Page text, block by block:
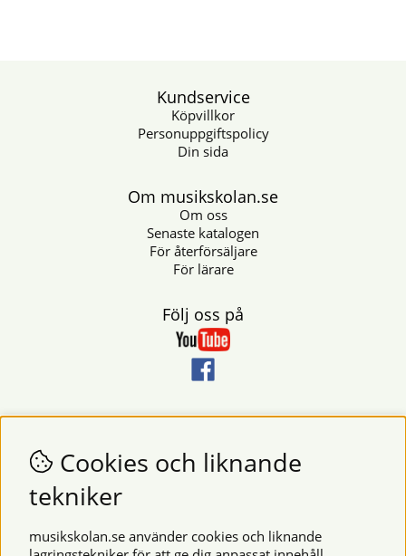
Kundservice
Köpvillkor
Personuppgiftspolicy
Din sida
Om musikskolan.se
Om oss
Senaste katalogen
För återförsäljare
För lärare
Följ oss på
Nyhetsbrev
Vill du få nyheter och erbjudanden från oss? Fyll då i din e-
postadress i fältet nedan.
Cookies och liknande
tekniker
musikskolan.se använder cookies och liknande